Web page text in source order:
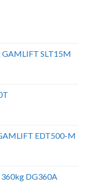
GAMLIFT SLT15M
EDT500-M
DG360A